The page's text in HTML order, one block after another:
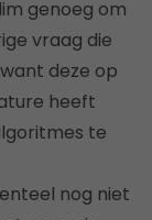
genoeg om
vraag die
deze op
heeft
te
nog niet